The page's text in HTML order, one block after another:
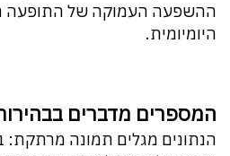
ההשפעה העמוקה של התופעה
היומיומית.
המספרים מדברים